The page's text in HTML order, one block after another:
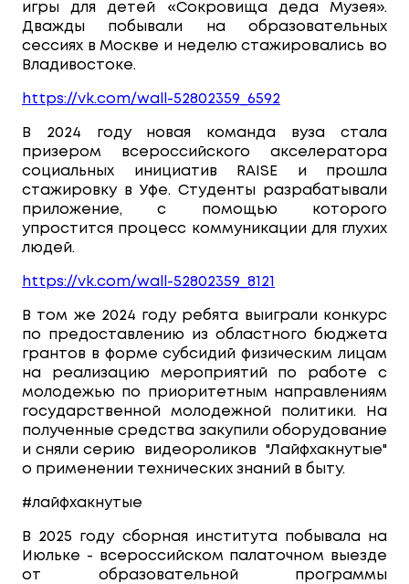
игры для детей «Сокровища деда Музея».
Дважды побывали на образовательных
сессиях в Москве и неделю стажировались во
Владивостоке.
https://vk.com/wall-52802359_6592
В 2024 году новая команда вуза стала
призером всероссийского акселератора
социальных инициатив RAISE и прошла
стажировку в Уфе. Студенты разрабатывали
приложение, с помощью которого
упростится процесс коммуникации для глухих
людей.
https://vk.com/wall-52802359_8121
В том же 2024 году ребята выиграли конкурс
по предоставлению из областного бюджета
грантов в форме субсидий физическим лицам
на реализацию мероприятий по работе с
молодежью по приоритетным направлениям
государственной молодежной политики. На
полученные средства закупили оборудование
и сняли серию видеороликов "Лайфхакнутые"
о применении технических знаний в быту.
#лайфхакнутые
В 2025 году сборная института побывала на
Июльке - всероссийском палаточном выезде
от образовательной программы